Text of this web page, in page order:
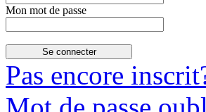
Mon mot de passe
Pas encore